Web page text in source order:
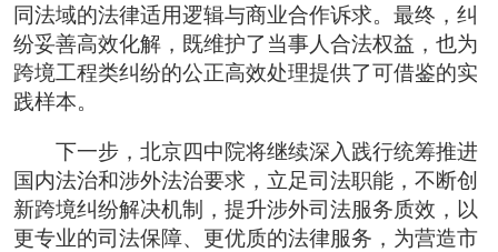
同法域的法律适用逻辑与商业合作诉求。最终，纠
纷妥善高效化解，既维护了当事人合法权益，也为
跨境工程类纠纷的公正高效处理提供了可借鉴的实
践样本。
下一步，北京四中院将继续深入践行统筹推进
国内法治和涉外法治要求，立足司法职能，不断创
新跨境纠纷解决机制，提升涉外司法服务质效，以
更专业的司法保障、更优质的法律服务，为营造市